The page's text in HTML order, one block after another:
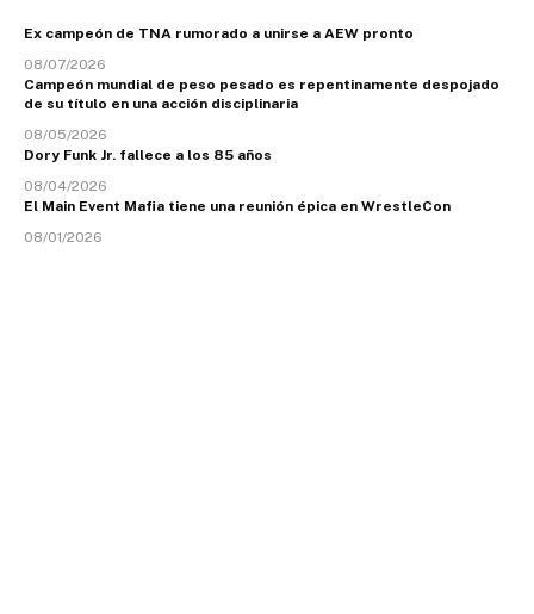
Ex campeón de TNA rumorado a unirse a AEW pronto
08/07/2026
Campeón mundial de peso pesado es repentinamente despojado
de su título en una acción disciplinaria
08/05/2026
Dory Funk Jr. fallece a los 85 años
08/04/2026
El Main Event Mafia tiene una reunión épica en WrestleCon
08/01/2026